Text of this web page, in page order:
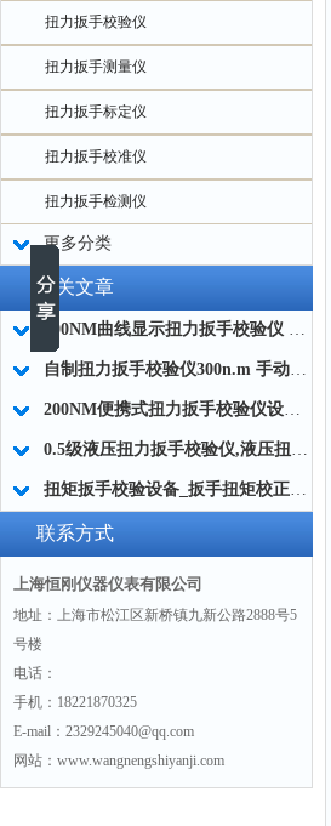
扭力扳手校验仪
扭力扳手测量仪
扭力扳手标定仪
扭力扳手校准仪
扭力扳手检测仪
更多分类
相关文章
200NM曲线显示扭力扳手校验仪 实时曲线扭力扳手校验装置厂家
自制扭力扳手校验仪300n.m 手动高精度扭矩扳子检定仪品牌
200NM便携式扭力扳手校验仪设备 汽车维修用扭力扳手校验工具厂家
0.5级液压扭力扳手校验仪,液压扭力板子校验仪器厂家
扭矩扳手校验设备_扳手扭矩校正器_扭力扳手校验仪厂家
联系方式
上海恒刚仪器仪表有限公司
地址：上海市松江区新桥镇九新公路2888号5
号楼
电话：
手机：18221870325
E-mail：2329245040@qq.com
网站：www.wangnengshiyanji.com